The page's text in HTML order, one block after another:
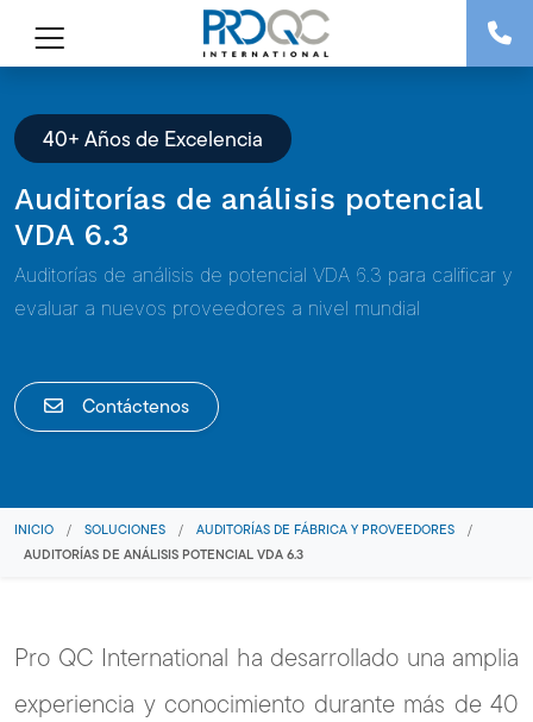
40+ Años de Excelencia
Auditorías de análisis potencial
VDA 6.3
Auditorías de análisis de potencial VDA 6.3 para calificar y
evaluar a nuevos proveedores a nivel mundial
Contáctenos
INICIO / SOLUCIONES / AUDITORÍAS DE FÁBRICA Y PROVEEDORES
/
AUDITORÍAS DE ANÁLISIS POTENCIAL VDA 6.3
Pro QC International ha desarrollado una amplia
experiencia y conocimiento durante más de 40